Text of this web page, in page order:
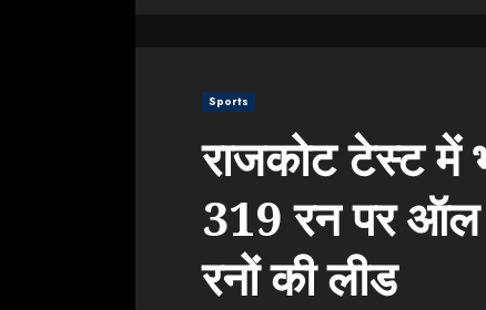
Sports
राजकोट टेस्ट में
319 रन पर
रनों की लीड